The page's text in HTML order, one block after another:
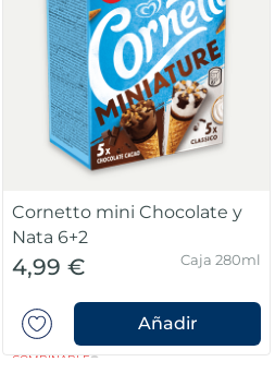
Cornetto mini Chocolate y
Nata 6+2
4,99 €
COMBINABLE
Caja 280ml
Añadir